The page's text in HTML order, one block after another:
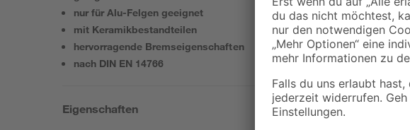
nur für Alu-Felgen geeignet
mit Keramikbestandteilen
hervorragende Bremseigenschaften
nach DIN EN 14766
Eigenschaften